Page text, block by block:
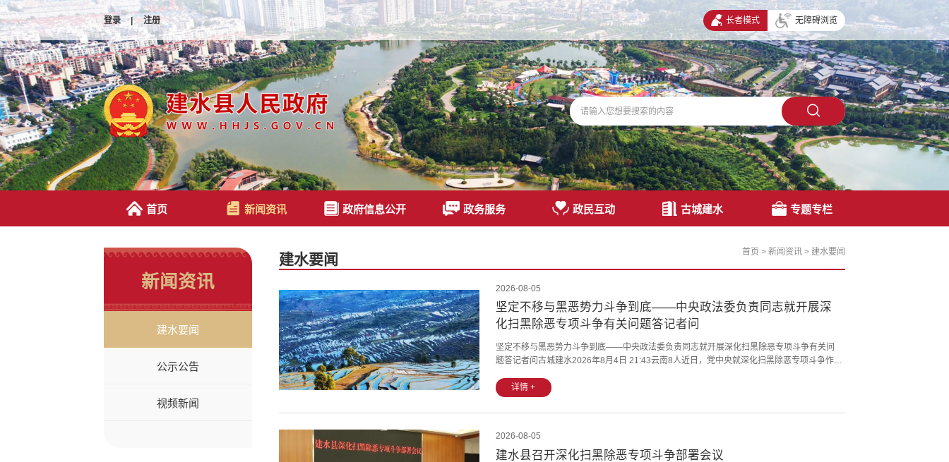
登录 | 注册 长者模式 无障碍浏览
首页 新闻资讯 政府信息公开 政务服务 政民互动 古城建水 专题专栏
新闻资讯
建水要闻
公示公告
视频新闻
建水要闻 首页 > 新闻资讯 > 建水要闻
2026-08-05
坚定不移与黑恶势力斗争到底——中央政法委负责同志就开展深
化扫黑除恶专项斗争有关问题答记者问
坚定不移与黑恶势力斗争到底——中央政法委负责同志就开展深化扫黑除恶专项斗争有关问
题答记者问古城建水￼￼2026年8月4日 21:43云南￼8人￼近日，党中央就深化扫黑除恶专项斗争作出
中解决群众反映强烈的涉黑涉恶违法犯罪问题，整治规范滋生黑恶犯罪的行业乱象，依法维
护人民群众合法权益，保障人民安居乐业、社会安定有序、国家长治久安。为...
详情 +
2026-08-05
建水县召开深化扫黑除恶专项斗争部署会议